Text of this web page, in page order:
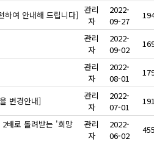
하여 안내해 드립니다] 관리
자
2022-
09-27
관리
자
2022-
09-02
관리
자
2022-
08-01
변경안내]
관리
자
2022-
07-01
배로 돌려받는 '희망
관리
자
2022-
06-02